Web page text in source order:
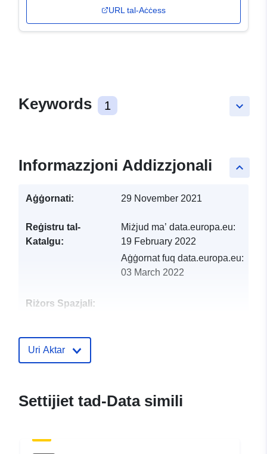
URL tal-Aċċess
keyboard_arrow_down
Keywords 1
keyboard_arrow_up
Informazzjoni Addizzjonali
Aġġornati: 29 November 2021
Reġistru tal-
Katalgu:
Miżjud ma’ data.europa.eu:
19 February 2022
Aġġornat fuq data.europa.eu:
03 March 2022
Riżors Spazjali:
11f6ea666b9e
Uri Aktar
Settijiet tad-Data simili